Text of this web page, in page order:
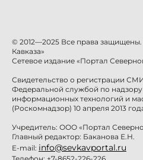
© 2012—2025 Все права
Кавказа»
Сетевое издание «Портал
Свидетельство о регистрации
Федеральной службой по надзору
информационных технологий и
(Роскомнадзор) 10 апреля 2013
Учредитель: ООО «Портал
Главный редактор: Баканова Е.Н.
E-mail: info@sevkavportal.ru